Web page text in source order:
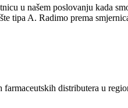
u našem poslovanju kada
tipa A. Radimo prema
distributera u